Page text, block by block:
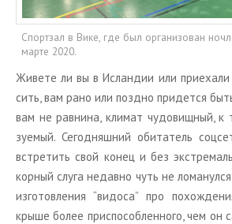
Спортзал в Вике, где был организован
марте 2020.
Жи­ве­те ли вы в Ис­лан­дии или
сить, вам рано или позд­но при­дет­ся
вам не рав­ни­на, кли­мат чу­до­вищ­ный,
зу­е­мый. Се­го­дняш­ний оби­та­тель
встре­тить свой конец и без
кор­ный слуга недав­но чуть не
из­го­тов­ле­ния “ви­до­са” про
крыше более при­спо­соб­лен­но­го, чем он